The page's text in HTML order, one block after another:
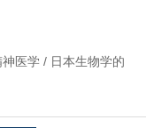
医学 / 日本生物学的